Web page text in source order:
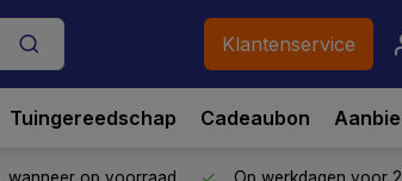
Klantenservice
Tuingereedschap Cadeaubon